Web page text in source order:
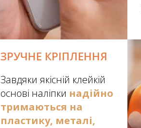
ЗРУЧНЕ КРІПЛЕННЯ
Завдяки якісній клейкій
основі наліпки надійно
тримаються на
пластику, металі,